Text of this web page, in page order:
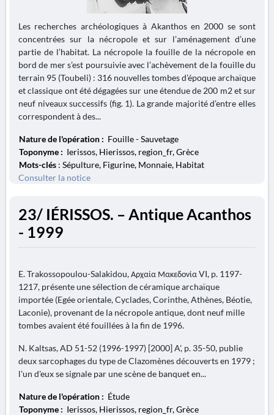
Les recherches archéologiques à Akanthos en 2000 se sont
concentrées sur la nécropole et sur l’aménagement d’une
partie de l’habitat. La nécropole la fouille de la nécropole en
bord de mer s’est poursuivie avec l’achèvement de la fouille du
terrain 95 (Toubeli) : 316 nouvelles tombes d’époque archaïque
et classique ont été dégagées sur une étendue de 200 m2 et sur
neuf niveaux successifs (fig. 1). La grande majorité d’entre elles
correspondent à des...
Nature de l'opération : Fouille - Sauvetage
Toponyme : Ierissos, Hierissos, region_fr, Grèce
Mots-clés : Sépulture, Figurine, Monnaie, Habitat
Consulter la notice
23/ IÉRISSOS. – Antique Acanthos
- 1999
E. Trakossopoulou-Salakidou, Αρχαία Μακεδονία VI, p. 1197-
1217, présente une sélection de céramique archaïque
importée (Egée orientale, Cyclades, Corinthe, Athènes, Béotie,
Laconie), provenant de la nécropole antique, dont neuf mille
tombes avaient été fouillées à la fin de 1996.
N. Kaltsas, AD 51-52 (1996-1997) [2000] A', p. 35-50, publie
deux sarcophages du type de Clazomènes découverts en 1979 ;
l'un d'eux se signale par une scène de banquet en...
Nature de l'opération : Étude
Toponyme : Ierissos, Hierissos, region_fr, Grèce